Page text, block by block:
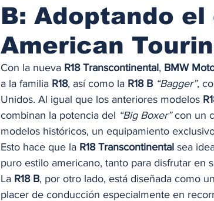
B: Adoptando
American
Con la nueva R18 Transcontinental, BMW
a la familia R18, así como la R18 B “Bagger”,
Unidos. Al igual que los anteriores modelos
combinan la potencia del “Big Boxer” con un
modelos históricos, un equipamiento
Esto hace que la R18 Transcontinental sea
puro estilo americano, tanto para disfrutar en
La R18 B, por otro lado, está diseñada como
placer de conducción especialmente en